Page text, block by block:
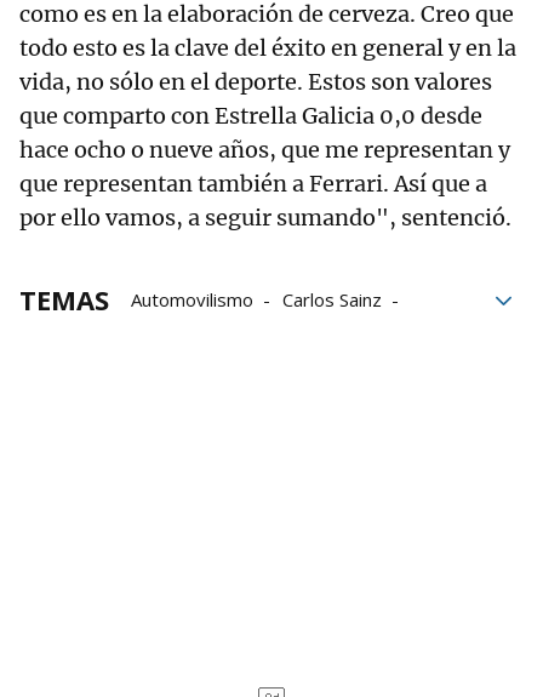
como es en la elaboración de cerveza. Creo que
todo esto es la clave del éxito en general y en la
vida, no sólo en el deporte. Estos son valores
que comparto con Estrella Galicia 0,0 desde
hace ocho o nueve años, que me representan y
que representan también a Ferrari. Así que a
por ello vamos, a seguir sumando", sentenció.
TEMAS Automovilismo
Carlos Sainz